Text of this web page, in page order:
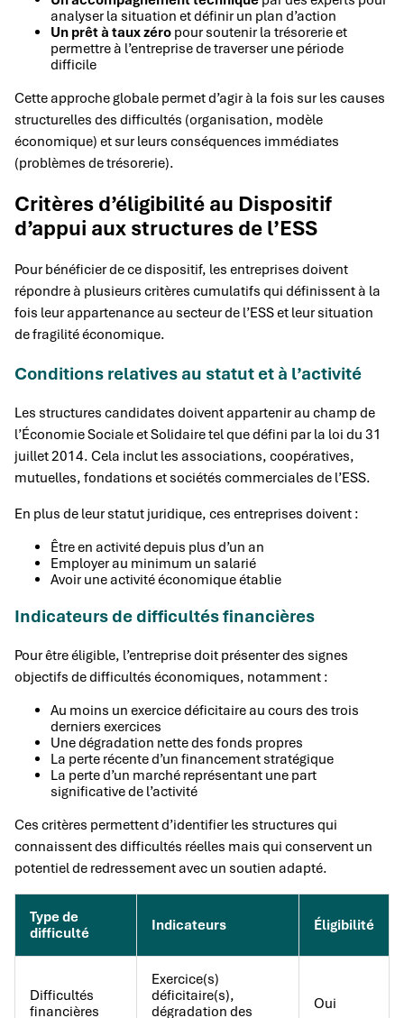
analyser la situation et définir un plan d’action
Un prêt à taux zéro pour soutenir la trésorerie et
permettre à l’entreprise de traverser une période
difficile
Cette approche globale permet d’agir à la fois sur les causes
structurelles des difficultés (organisation, modèle
économique) et sur leurs conséquences immédiates
(problèmes de trésorerie).
Critères d’éligibilité au Dispositif
d’appui aux structures de l’ESS
Pour bénéficier de ce dispositif, les entreprises doivent
répondre à plusieurs critères cumulatifs qui définissent à la
fois leur appartenance au secteur de l’ESS et leur situation
de fragilité économique.
Conditions relatives au statut et à l’activité
Les structures candidates doivent appartenir au champ de
l’Économie Sociale et Solidaire tel que défini par la loi du 31
juillet 2014. Cela inclut les associations, coopératives,
mutuelles, fondations et sociétés commerciales de l’ESS.
En plus de leur statut juridique, ces entreprises doivent :
Être en activité depuis plus d’un an
Employer au minimum un salarié
Avoir une activité économique établie
Indicateurs de difficultés financières
Pour être éligible, l’entreprise doit présenter des signes
objectifs de difficultés économiques, notamment :
Au moins un exercice déficitaire au cours des trois
derniers exercices
Une dégradation nette des fonds propres
La perte récente d’un financement stratégique
La perte d’un marché représentant une part
significative de l’activité
Ces critères permettent d’identifier les structures qui
connaissent des difficultés réelles mais qui conservent un
potentiel de redressement avec un soutien adapté.
Type de
difficulté
Indicateurs Éligibilité
Difficultés
financières
Exercice(s)
déficitaire(s),
dégradation des
Oui